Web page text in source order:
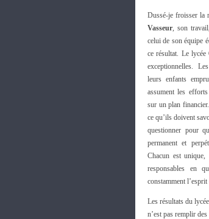
Dussé-je froisser la
Vasseur, son
celui de son équipe
ce résultat. Le
exceptionnelles.
leurs enfants
assument les
sur un plan
ce qu’ils doivent
questionner pour
permanent et
Chacun est
responsables en
constamment l’esprit
Les résultats du
n’est pas remplir